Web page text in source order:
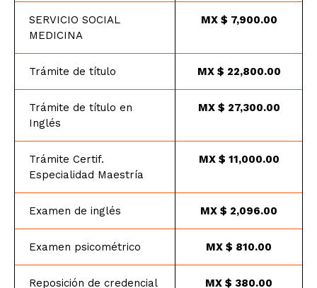
nuevo ingreso las herramientas
de apoyo que faciliten la
optimización de su desarrollo
personal, con base en los
resultados del proceso de
$2,412 pesos mexicanos.
SERVICIO SOCIAL
MEDICINA
MX $ 7,900.00
Trámite de título MX $ 22,800.00
Trámite de título en
Inglés
MX $ 27,300.00
Trámite Certif.
Especialidad Maestría
MX $ 11,000.00
Examen de inglés MX $ 2,096.00
Examen psicométrico MX $ 810.00
Reposición de credencial MX $ 380.00